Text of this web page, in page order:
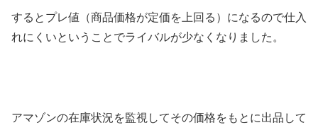
するとプレ値（商品価格が定価を上回る）になるので仕入
れにくいということでライバルが少なくなりました。
アマゾンの在庫状況を監視してその価格をもとに出品して